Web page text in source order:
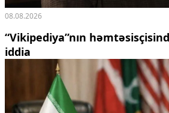
08.08.2026
“Vikipediya”nın
iddia